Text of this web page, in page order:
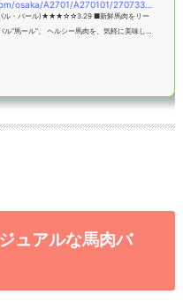
バル・バール)★★★☆☆3.29 ■新鮮馬肉をリー
ル“馬ール”。 ヘルシー馬肉を、気軽に美味しく
ュアルな馬肉バ